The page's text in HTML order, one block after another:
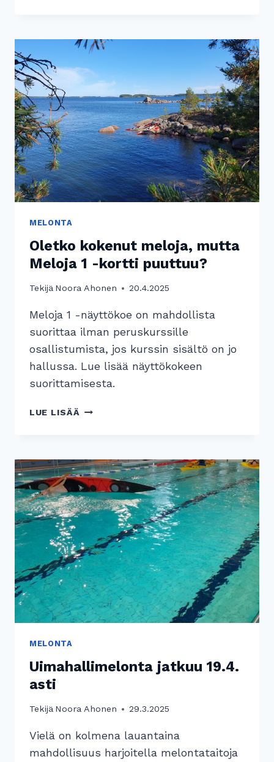
MELONTA
Oletko kokenut meloja, mutta
Meloja 1 -kortti puuttuu?
Tekijä Noora Ahonen 20.4.2025
Meloja 1 -näyttökoe on mahdollista
suorittaa ilman peruskurssille
osallistumista, jos kurssin sisältö on jo
hallussa. Lue lisää näyttökokeen
suorittamisesta.
LUE LISÄÄ OLETKO
MELOJA
1
-
KORTTI
PUUTTUU?
MELONTA
Uimahallimelonta jatkuu 19.4.
asti
Tekijä Noora Ahonen 29.3.2025
Vielä on kolmena lauantaina
mahdollisuus harjoitella melontataitoja